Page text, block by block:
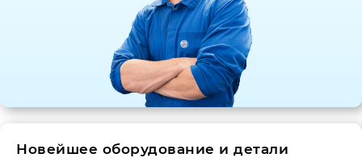
Новейшее оборудование и детали